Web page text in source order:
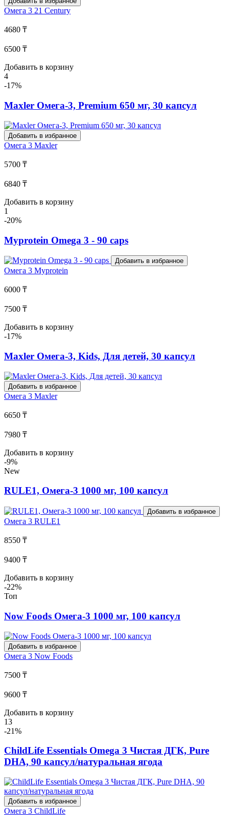
Омега 3 21 Century
4680 ₸
6500 ₸
Добавить в корзину
4
-17%
Maxler Омега-3, Premium 650 мг, 30 капсул
Добавить в избранное
Омега 3 Maxler
5700 ₸
6840 ₸
Добавить в корзину
1
-20%
Myprotein Omega 3 - 90 caps
Добавить в избранное
Омега 3 Myprotein
6000 ₸
7500 ₸
Добавить в корзину
-17%
Maxler Омега-3, Kids, Для детей, 30 капсул
Добавить в избранное
Омега 3 Maxler
6650 ₸
7980 ₸
Добавить в корзину
-9%
New
RULE1, Омега-3 1000 мг, 100 капсул
Добавить в избранное
Омега 3 RULE1
8550 ₸
9400 ₸
Добавить в корзину
-22%
Топ
Now Foods Омега-3 1000 мг, 100 капсул
Добавить в избранное
Омега 3 Now Foods
7500 ₸
9600 ₸
Добавить в корзину
13
-21%
ChildLife Essentials Omega 3 Чистая ДГК, Pure
DHA, 90 капсул/натуральная ягода
Добавить в избранное
Омега 3 ChildLife